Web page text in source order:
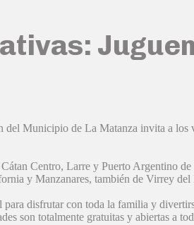
Municipio de La Matanza invita a los
Cátan Centro, Larre y Puerto Argentino
y Manzanares, también de Virrey del
para disfrutar con toda la familia y
son totalmente gratuitas y abiertas a